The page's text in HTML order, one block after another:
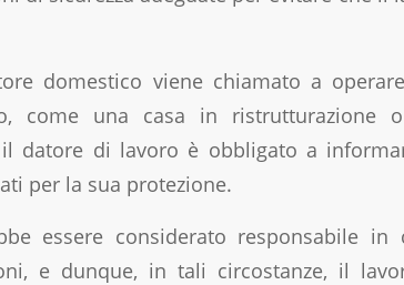
domestico viene chiamato a
come una casa in ristrutturazione
datore di lavoro è obbligato a
per la sua protezione.
essere considerato responsabile in
e dunque, in tali circostanze, il